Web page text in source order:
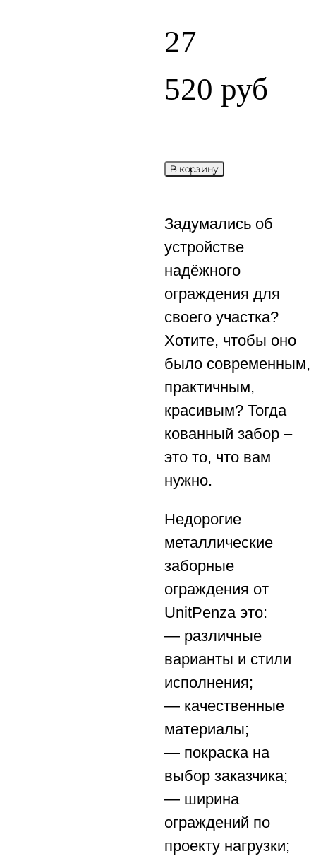
27
520 руб
В корзину
Задумались об
устройстве
надёжного
ограждения для
своего участка?
Хотите, чтобы оно
было современным,
практичным,
красивым? Тогда
кованный забор –
это то, что вам
нужно.
Недорогие
металлические
заборные
ограждения от
UnitPenza это:
— различные
варианты и стили
исполнения;
— качественные
материалы;
— покраска на
выбор заказчика;
— ширина
ограждений по
проекту нагрузки;